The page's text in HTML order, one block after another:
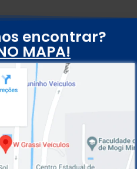
encontrar?
MAPA!